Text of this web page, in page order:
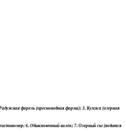
форель (пресноводная форма); 3. Кумжа (озерная
6. Обыкновенный валек; 7. Озерный сиг (водится